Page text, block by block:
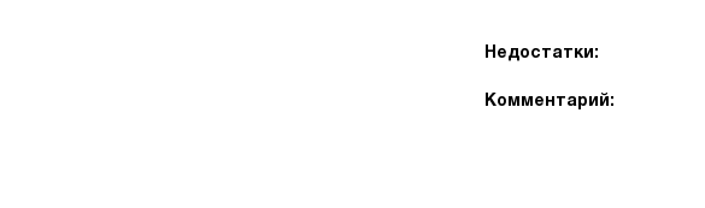
Недостатки:
Комментарий: